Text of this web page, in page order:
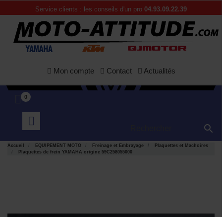
Service clients : les conseils d'un pro 04.93.09.22.39
Mon compte Contact Actualités
0

Accueil EQUIPEMENT MOTO Freinage et Embrayage
Plaquettes et Machoires
Plaquettes de frein YAMAHA origine 59C258055000